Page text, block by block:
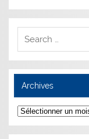
Archives
Archives